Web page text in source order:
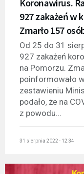
Koronawirus.
927 zakażeń w
Zmarło 157
Od 25 do 31
927 zakażeń
na Pomorzu.
poinformowało
zestawieniu
podało, że na
z powodu...
31 sierpnia 2022 - 12:34